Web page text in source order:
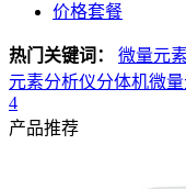
价格套餐
热门关键词： 微量元
元素分析仪分体机微
4
产品推荐